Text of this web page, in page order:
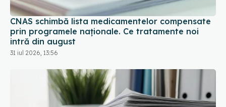
CNAS schimbă lista medicamentelor compensate
prin programele naționale. Ce tratamente noi
intră din august
31 iul 2026, 13:56